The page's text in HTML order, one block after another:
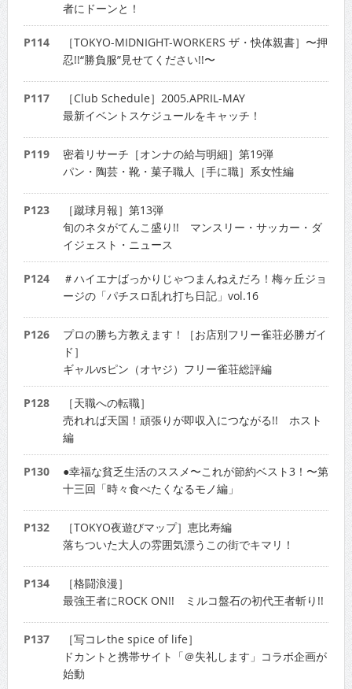
者にドーンと！
P114
［TOKYO-MIDNIGHT-WORKERS ザ・快体親書］〜押
忍!!“勝負服”見せてください!!〜
P117
［Club Schedule］2005.APRIL-MAY
最新イベントスケジュールをキャッチ！
P119
密着リサーチ［オンナの給与明細］第19弾
パン・陶芸・靴・菓子職人［手に職］系女性編
P123
［蹴球月報］第13弾
旬のネタがてんこ盛り!! マンスリー・サッカー・ダ
イジェスト・ニュース
P124
＃ハイエナばっかりじゃつまんねえだろ！梅ヶ丘ジョ
ージの「パチスロ乱れ打ち日記」vol.16
P126
プロの勝ち方教えます！［お店別フリー雀荘必勝ガイ
ド］
ギャルvsピン（オヤジ）フリー雀荘総評編
P128
［天職への転職］
売れれば天国！頑張りが即収入につながる!! ホスト
編
P130
●幸福な貧乏生活のススメ〜これが節約ベスト3！〜第
十三回「時々食べたくなるモノ編」
P132
［TOKYO夜遊びマップ］恵比寿編
落ちついた大人の雰囲気漂うこの街でキマリ！
P134
［格闘浪漫］
最強王者にROCK ON!! ミルコ盤石の初代王者斬り!!
P137
［写コレthe spice of life］
ドカントと携帯サイト「＠失礼します」コラボ企画が
始動